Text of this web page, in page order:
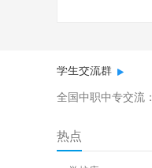
学生交流群
全国中职中专交流：
热点